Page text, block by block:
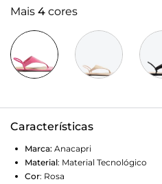
Mais 4 cores
Características
Marca: Anacapri
Material: Material Tecnológico
Cor: Rosa